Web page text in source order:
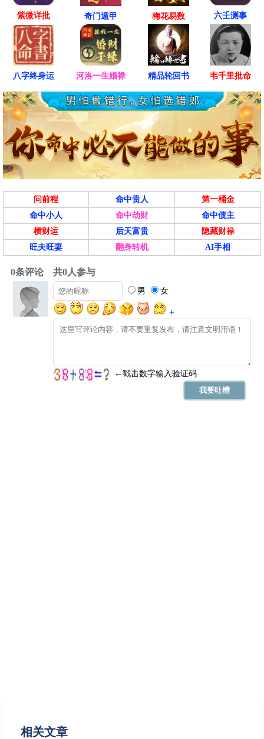
紫微详批 奇门遁甲 梅花易数 六壬测事
八字终身运 河洛一生婚禄 精品轮回书 韦千里批命
问前程 命中贵人
第一桶金
命中小人
命中劫财
命中债主
横财运
后天富贵
隐藏财禄
旺夫旺妻
翻身转机 AI手相
相关文章